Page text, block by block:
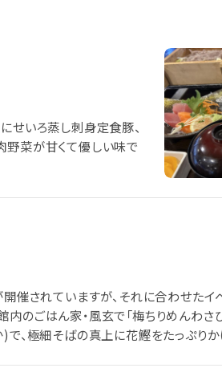
せいろ蒸し刺身定食豚、
野菜が甘くて優しい味で
催されていますが、それに合わせたイ
のごはん家・風玄で「梅ちりめんわさ
、極細そばの真上に花鰹をたっぷり